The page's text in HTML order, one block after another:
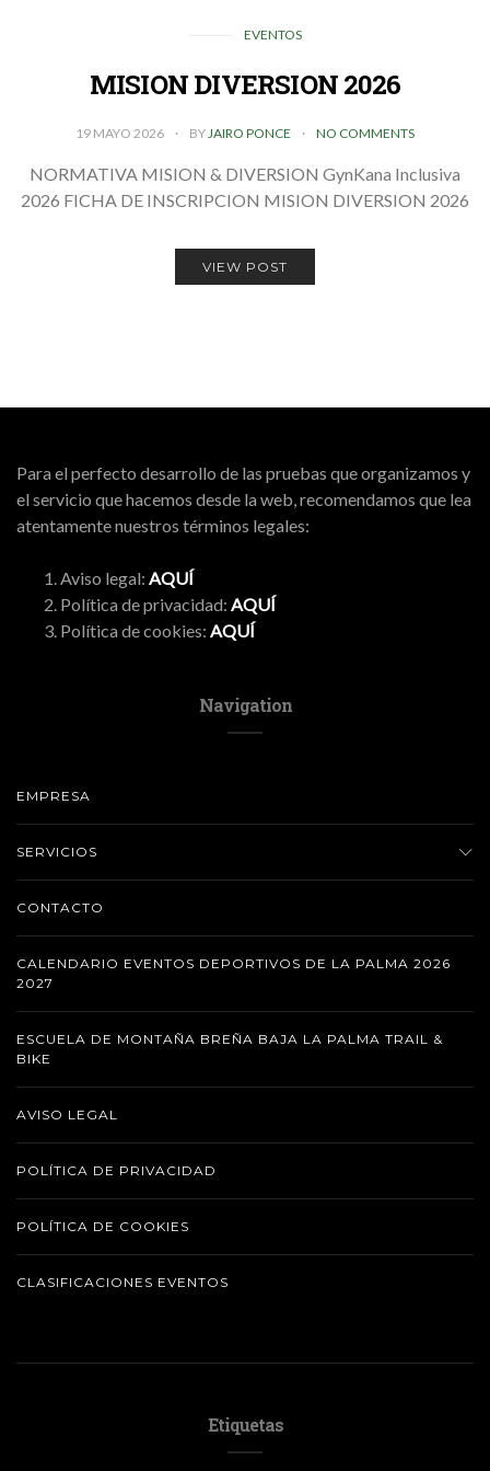
EVENTOS
MISION DIVERSION 2026
19 MAYO 2026 BY JAIRO PONCE NO COMMENTS
NORMATIVA MISION & DIVERSION GynKana Inclusiva
2026 FICHA DE INSCRIPCION MISION DIVERSION 2026
VIEW POST
Para el perfecto desarrollo de las pruebas que organizamos y
el servicio que hacemos desde la web, recomendamos que lea
atentamente nuestros términos legales:
Aviso legal: AQUÍ
Política de privacidad: AQUÍ
Política de cookies: AQUÍ
Navigation
EMPRESA
SERVICIOS
CONTACTO
CALENDARIO EVENTOS DEPORTIVOS DE LA PALMA 2026
2027
ESCUELA DE MONTAÑA BREÑA BAJA LA PALMA TRAIL &
BIKE
AVISO LEGAL
POLÍTICA DE PRIVACIDAD
POLÍTICA DE COOKIES
CLASIFICACIONES EVENTOS
Etiquetas